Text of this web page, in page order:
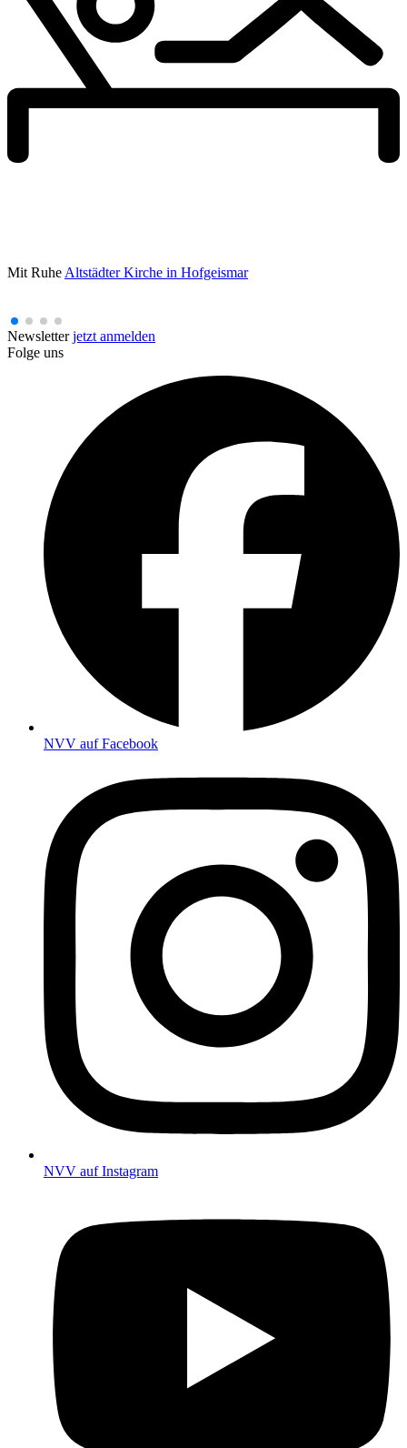
Mit Ruhe Altstädter Kirche in Hofgeismar
Newsletterjetzt anmelden
Folge uns
NVV auf Facebook
NVV auf Instagram